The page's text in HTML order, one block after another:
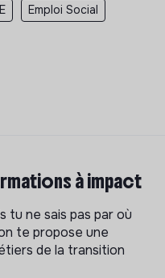
Emploi Social
à impact
tu ne sais pas par où
te propose une
de la transition